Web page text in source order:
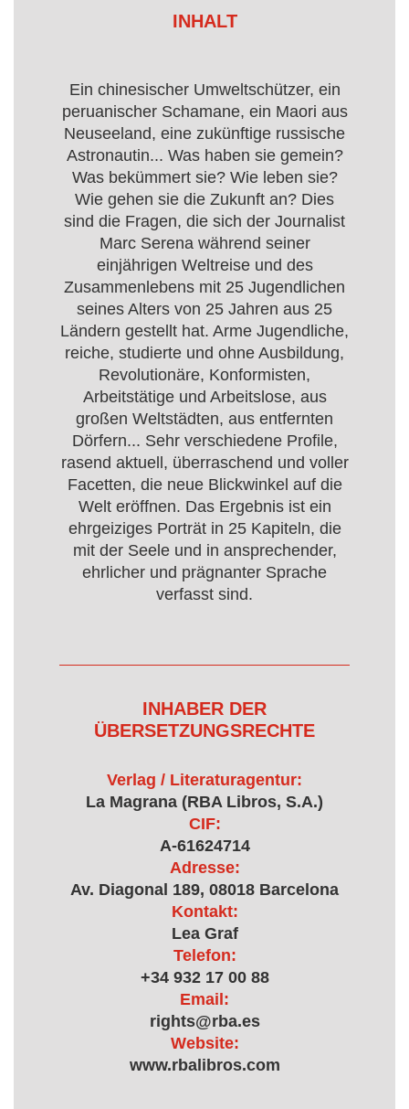
INHALT
Ein chinesischer Umweltschützer, ein
peruanischer Schamane, ein Maori aus
Neuseeland, eine zukünftige russische
Astronautin... Was haben sie gemein?
Was bekümmert sie? Wie leben sie?
Wie gehen sie die Zukunft an? Dies
sind die Fragen, die sich der Journalist
Marc Serena während seiner
einjährigen Weltreise und des
Zusammenlebens mit 25 Jugendlichen
seines Alters von 25 Jahren aus 25
Ländern gestellt hat. Arme Jugendliche,
reiche, studierte und ohne Ausbildung,
Revolutionäre, Konformisten,
Arbeitstätige und Arbeitslose, aus
großen Weltstädten, aus entfernten
Dörfern... Sehr verschiedene Profile,
rasend aktuell, überraschend und voller
Facetten, die neue Blickwinkel auf die
Welt eröffnen. Das Ergebnis ist ein
ehrgeiziges Porträt in 25 Kapiteln, die
mit der Seele und in ansprechender,
ehrlicher und prägnanter Sprache
verfasst sind.
INHABER DER
ÜBERSETZUNGSRECHTE
Verlag / Literaturagentur:
La Magrana (RBA Libros, S.A.)
CIF:
A-61624714
Adresse:
Av. Diagonal 189, 08018 Barcelona
Kontakt:
Lea Graf
Telefon:
+34 932 17 00 88
Email:
rights@rba.es
Website:
www.rbalibros.com